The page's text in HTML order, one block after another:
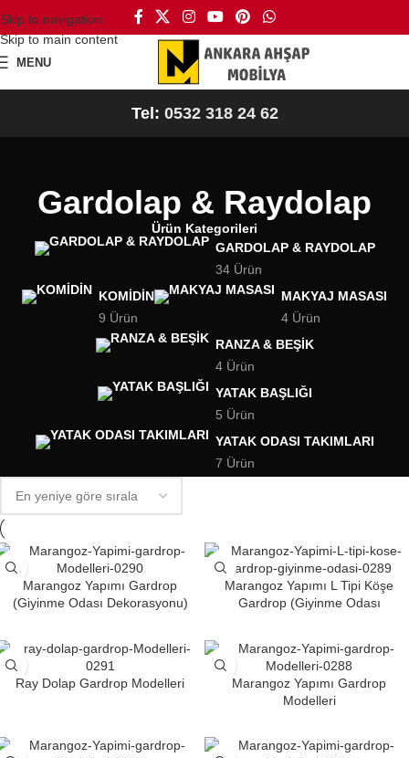
Skip to navigation
Skip to main content
MENU
Tel: 0532 318 24 62
Gardolap & Raydolap
Ürün Kategorileri
GARDOLAP & RAYDOLAP
34 Ürün
KOMIDIN
9 Ürün
MAKYAJ MASASI
4 Ürün
RANZA & BEŞIK
4 Ürün
YATAK BAŞLIĞI
5 Ürün
YATAK ODASI TAKIMLARI
7 Ürün
Marangoz Yapımı Gardrop
(Giyinme Odası Dekorasyonu)
Marangoz Yapımı L Tipi Köşe
Gardrop (Giyinme Odası
Ray Dolap Gardrop Modelleri
Marangoz Yapımı Gardrop
Modelleri